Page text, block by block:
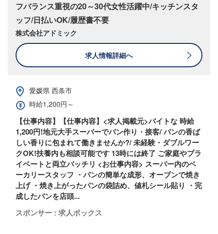
フバランス重視の20～30代女性活躍中/キッチンスタ
ッフ/日払いOK/履歴書不要
株式会社アドミック
求人情報詳細へ
愛媛県 西条市
時給1,200円～
【仕事内容】【仕事内容】<求人掲載元>バイトな 時給
1,200円!地元大手スーパーでパン作り・接客/ パンの香ば
しい香りに包まれて働きませんか?/ 未経験・ダブルワー
クOK!扶養内も相談可能です 13時には終了 ご家庭やプラ
イベートと両立バッチリ <お仕事内容> スーパー内のベ
ーカリースタッフ ・パンの簡単な成形、オーブンで焼き
上げ ・焼き上がったパンの袋詰め、値札シール貼り ・完
成したパンを店頭...
スポンサー : 求人ボックス